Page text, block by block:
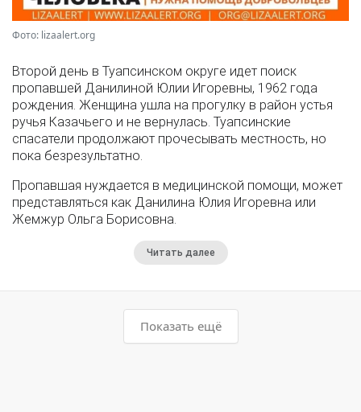
Фото: lizaalert.org
Второй день в Туапсинском округе идет поиск
пропавшей Данилиной Юлии Игоревны, 1962 года
рождения. Женщина ушла на прогулку в район устья
ручья Казачьего и не вернулась. Туапсинские
спасатели продолжают прочесывать местность, но
пока безрезультатно.
Пропавшая нуждается в медицинской помощи, может
представляться как Данилина Юлия Игоревна или
Жемжур Ольга Борисовна.
Читать далее
Показать ещё